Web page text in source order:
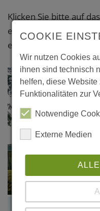
Klicken Sie bitte auf
eine vergrößerte
erhalten.
COOKIE
Wir nutzen Cookies
ihnen sind technisch
helfen, diese
Funktionalitäten zur
Notwendige
Externe Medien